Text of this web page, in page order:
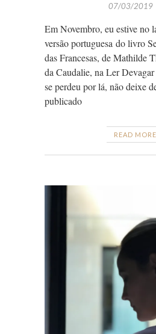
07/03/2019
Em Novembro, eu estive no
versão portuguesa do livro
das Francesas, de Mathilde
da Caudalie, na Ler
se perdeu por lá, não deixe
publicado
READ MORE